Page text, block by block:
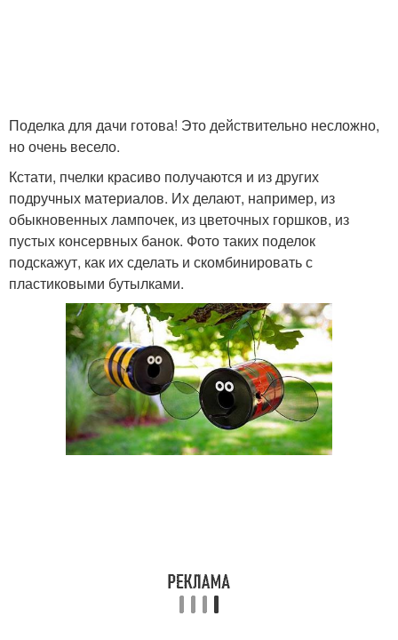
Поделка для дачи готова! Это действительно несложно,
но очень весело.
Кстати, пчелки красиво получаются и из других
подручных материалов. Их делают, например, из
обыкновенных лампочек, из цветочных горшков, из
пустых консервных банок. Фото таких поделок
подскажут, как их сделать и скомбинировать с
пластиковыми бутылками.